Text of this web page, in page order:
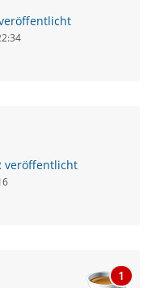
veröffentlicht
1